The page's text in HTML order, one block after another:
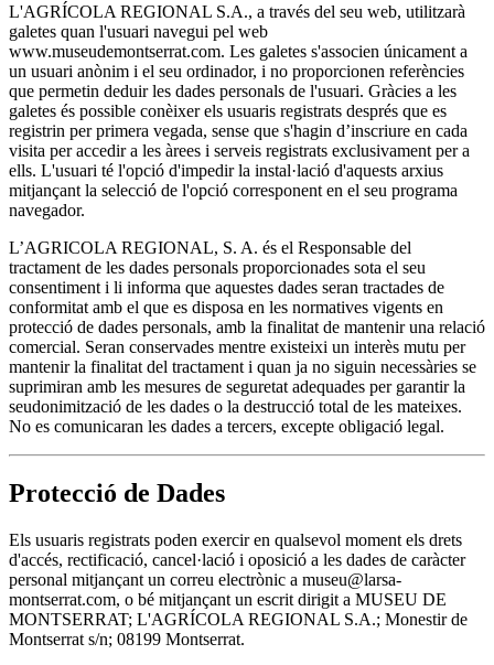
L'AGRÍCOLA REGIONAL S.A., a través del seu web, utilitzarà
galetes quan l'usuari navegui pel web
www.museudemontserrat.com. Les galetes s'associen únicament a
un usuari anònim i el seu ordinador, i no proporcionen referències
que permetin deduir les dades personals de l'usuari. Gràcies a les
galetes és possible conèixer els usuaris registrats després que es
registrin per primera vegada, sense que s'hagin d’inscriure en cada
visita per accedir a les àrees i serveis registrats exclusivament per a
ells. L'usuari té l'opció d'impedir la instal·lació d'aquests arxius
mitjançant la selecció de l'opció corresponent en el seu programa
navegador.
L’AGRICOLA REGIONAL, S. A. és el Responsable del
tractament de les dades personals proporcionades sota el seu
consentiment i li informa que aquestes dades seran tractades de
conformitat amb el que es disposa en les normatives vigents en
protecció de dades personals, amb la finalitat de mantenir una relació
comercial. Seran conservades mentre existeixi un interès mutu per
mantenir la finalitat del tractament i quan ja no siguin necessàries se
suprimiran amb les mesures de seguretat adequades per garantir la
seudonimització de les dades o la destrucció total de les mateixes.
No es comunicaran les dades a tercers, excepte obligació legal.
Protecció de Dades
Els usuaris registrats poden exercir en qualsevol moment els drets
d'accés, rectificació, cancel·lació i oposició a les dades de caràcter
personal mitjançant un correu electrònic a museu@larsa-
montserrat.com, o bé mitjançant un escrit dirigit a MUSEU DE
MONTSERRAT; L'AGRÍCOLA REGIONAL S.A.; Monestir de
Montserrat s/n; 08199 Montserrat.